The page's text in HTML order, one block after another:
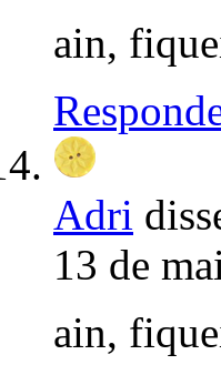
ain,
Adri
13 de
ain,